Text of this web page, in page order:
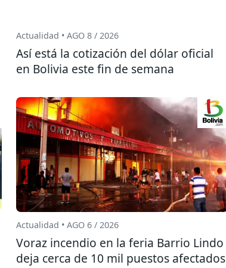
Actualidad • AGO 8 / 2026
Así está la cotización del dólar oficial
en Bolivia este fin de semana
Actualidad • AGO 6 / 2026
Voraz incendio en la feria Barrio Lindo
deja cerca de 10 mil puestos afectados